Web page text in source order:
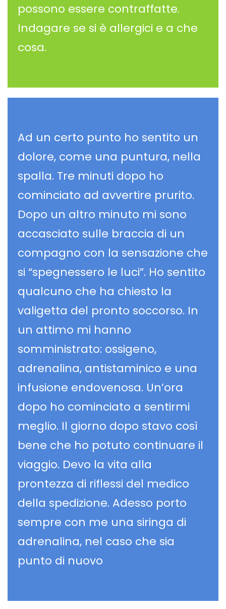
possono essere contraffatte.
Indagare se si è allergici e a che
cosa.
Ad un certo punto ho sentito un
dolore, come una puntura, nella
spalla. Tre minuti dopo ho
cominciato ad avvertire prurito.
Dopo un altro minuto mi sono
accasciato sulle braccia di un
compagno con la sensazione che
si “spegnessero le luci”. Ho sentito
qualcuno che ha chiesto la
valigetta del pronto soccorso. In
un attimo mi hanno
somministrato: ossigeno,
adrenalina, antistaminico e una
infusione endovenosa. Un’ora
dopo ho cominciato a sentirmi
meglio. Il giorno dopo stavo così
bene che ho potuto continuare il
viaggio. Devo la vita alla
prontezza di riflessi del medico
della spedizione. Adesso porto
sempre con me una siringa di
adrenalina, nel caso che sia
punto di nuovo